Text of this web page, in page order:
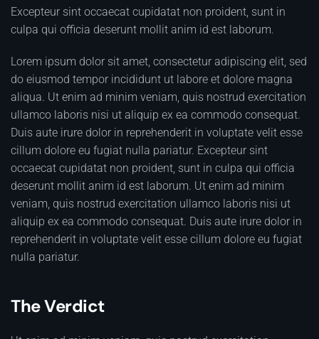
Excepteur sint occaecat cupidatat non proident, sunt in
culpa qui officia deserunt mollit anim id est laborum.
Lorem ipsum dolor sit amet, consectetur adipiscing elit, sed
do eiusmod tempor incididunt ut labore et dolore magna
aliqua. Ut enim ad minim veniam, quis nostrud exercitation
ullamco laboris nisi ut aliquip ex ea commodo consequat.
Duis aute irure dolor in reprehenderit in voluptate velit esse
cillum dolore eu fugiat nulla pariatur. Excepteur sint
occaecat cupidatat non proident, sunt in culpa qui officia
deserunt mollit anim id est laborum. Ut enim ad minim
veniam, quis nostrud exercitation ullamco laboris nisi ut
aliquip ex ea commodo consequat. Duis aute irure dolor in
reprehenderit in voluptate velit esse cillum dolore eu fugiat
nulla pariatur.
The Verdict